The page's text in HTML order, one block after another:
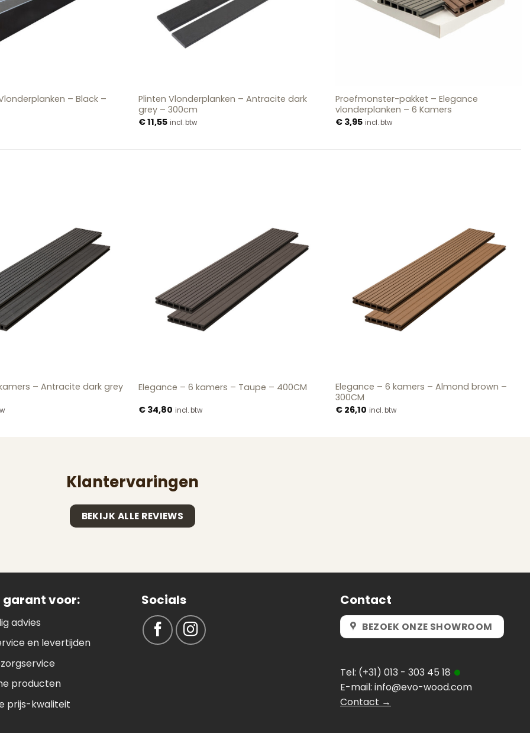
– Black –
Plinten Vlonderplanken – Antracite dark
grey – 300cm
€11,55 incl. btw
Proefmonster-pakket – Elegance
vlonderplanken – 6 Kamers
€ 3,95 incl. btw
– Antracite dark grey
Elegance – 6 kamers – Taupe – 400CM
€34,80 incl. btw
Elegance – 6 kamers – Almond brown –
300CM
€ 26,10 incl. btw
Klantervaringen
BEKIJK ALLE REVIEWS
garant voor:
advies
en levertijden
producten
prijs-kwaliteit
Socials Contact
BEZOEK ONZE SHOWROOM
Tel: (+31) 013 - 303 45 18
E-mail: info@evo-wood.com
Contact →